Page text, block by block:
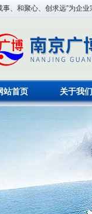
事、和聚心、创求远”为企业
站首页 关于我们